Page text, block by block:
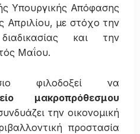
Υπουργικής Απόφασης
Απριλίου, με στόχο την
και την
Μαΐου.
φιλοδοξεί να
μακροπρόθεσμου
την οικονομική
προστασία